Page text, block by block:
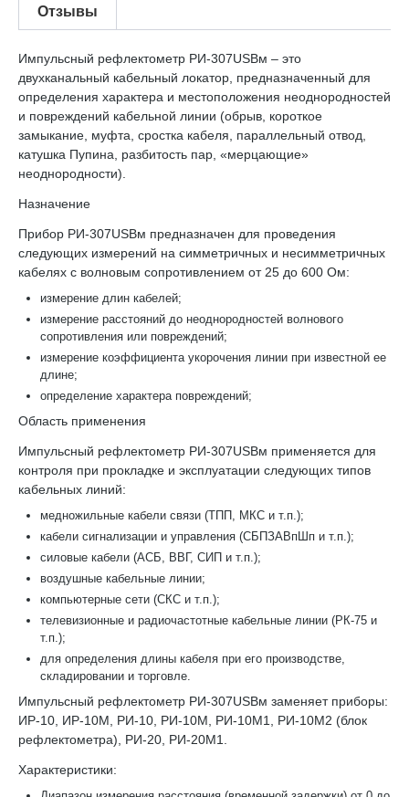
Отзывы
Импульсный рефлектометр РИ‑307USBм – это
двухканальный кабельный локатор, предназначенный для
определения характера и местоположения неоднородностей
и повреждений кабельной линии (обрыв, короткое
замыкание, муфта, сростка кабеля, параллельный отвод,
катушка Пупина, разбитость пар, «мерцающие»
неоднородности).
Назначение
Прибор РИ-307USBм предназначен для проведения
следующих измерений на симметричных и несимметричных
кабелях с волновым сопротивлением от 25 до 600 Ом:
измерение длин кабелей;
измерение расстояний до неоднородностей волнового
сопротивления или повреждений;
измерение коэффициента укорочения линии при известной ее
длине;
определение характера повреждений;
Область применения
Импульсный рефлектометр РИ-307USBм применяется для
контроля при прокладке и эксплуатации следующих типов
кабельных линий:
медножильные кабели связи (ТПП, МКС и т.п.);
кабели сигнализации и управления (СБПЗАВпШп и т.п.);
силовые кабели (АСБ, ВВГ, СИП и т.п.);
воздушные кабельные линии;
компьютерные сети (СКС и т.п.);
телевизионные и радиочастотные кабельные линии (РК-75 и
т.п.);
для определения длины кабеля при его производстве,
складировании и торговле.
Импульсный рефлектометр РИ-307USBм заменяет приборы:
ИР-10, ИР-10М, РИ-10, РИ-10М, РИ-10М1, РИ-10М2 (блок
рефлектометра), РИ-20, РИ-20М1.
Характеристики: